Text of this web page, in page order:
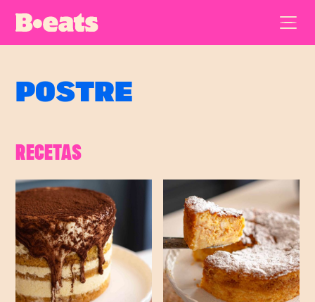
POSTRE
RECETAS